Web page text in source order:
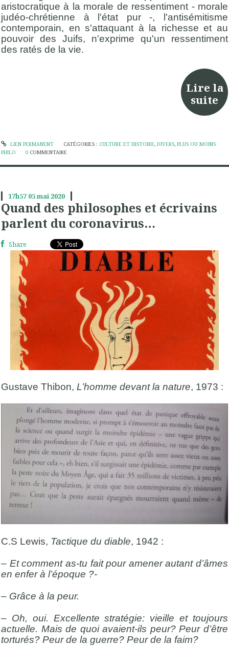
aristocratique à la morale de ressentiment - morale
judéo-chrétienne à l'état pur -, l'antisémitisme
contemporain, en s'attaquant à la richesse et au
pouvoir des Juifs, n'exprime qu'un ressentiment
des ratés de la vie.
Lire la
suite
LIEN PERMANENT CATÉGORIES : CULTURE ET HISTOIRE, DIVERS, PLUS OU MOINS
PHILO
0 COMMENTAIRE
17h57 05mai 2020
Quand des philosophes et écrivains
parlent du coronavirus…
Share
Gustave Thibon, L’homme devant la nature, 1973 :
C.S Lewis, Tactique du diable, 1942 :
– Et comment as-tu fait pour amener autant d’âmes
en enfer à l’époque ?-
– Grâce à la peur.
– Oh, oui. Excellente stratégie: vieille et toujours
actuelle. Mais de quoi avaient-ils peur? Peur d’être
torturés? Peur de la guerre? Peur de la faim?